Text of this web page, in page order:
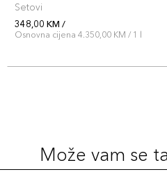
Setovi
348,00 KM /
Osnovna cijena 4.350,00 KM / 1 l
Može vam se